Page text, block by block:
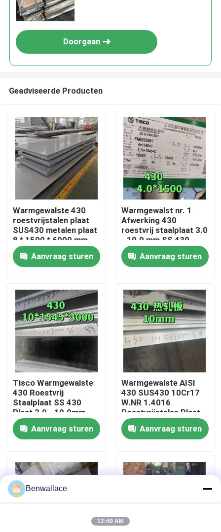
Huis
Video's
Over ons
fabriekstour
Kwaliteitscontrole
Neem contact met ons op
Nieuws
Gevallen
Doorgaan
Geadviseerde Producten
Warmgewalste 430
roestvrijstalen plaat
SUS430 metalen plaat
8 * 1500 * 6000 mm
met NO.1-oppervlak
Aanvraag sturen
Warmgewalst nr. 1
Afwerking 430
roestvrij staalplaat 3.0
- 10.0 mm SS 430
Plaat van TISCO
Aanvraag sturen
Tisco Warmgewalste
430 Roestvrij
Staalplaat SS 430
Plaat 3.0 - 10.0mm
No.1 Oppervlak
Aanvraag sturen
Warmgewalste AISI
430 SUS430 10Cr17
W.NR 1.4016
Roestvrijstalen Plaat
10*1500*6000 NO.1
OppervlakAanvraag sturen
Benwallace
12:40 AM